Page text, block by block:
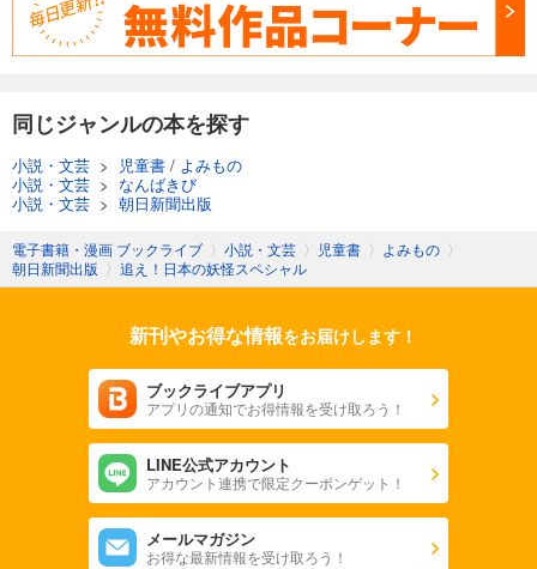
同じジャンルの本を探す
小説・文芸 > 児童書 / よみもの
小説・文芸 > なんばきび
小説・文芸 > 朝日新聞出版
電子書籍・漫画 ブックライブ 〉 小説・文芸 〉 児童書 〉 よみもの 〉
朝日新聞出版 〉 追え！日本の妖怪スペシャル
新刊やお得な情報をお届けします！
ブックライブアプリ
アプリの通知でお得情報を受け取ろう！
LINE公式アカウント
アカウント連携で限定クーポンゲット！
メールマガジン
お得な最新情報を受け取ろう！